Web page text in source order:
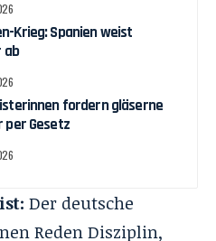
Krieg: Spanien weist
ab
fordern gläserne
per Gesetz
Der deutsche
Reden Disziplin,